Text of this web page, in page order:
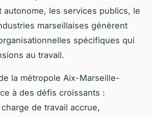
autonome, les services publics, le
marseillaises génèrent
spécifiques qui
au travail.
la métropole Aix-Marseille-
à des défis croissants :
de travail accrue,